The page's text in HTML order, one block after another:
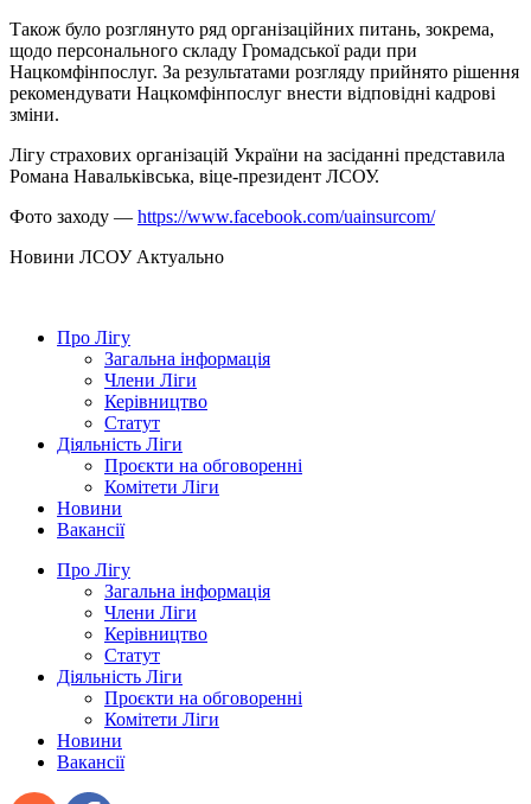
Також було розглянуто ряд організаційних питань, зокрема,
щодо персонального складу Громадської ради при
Нацкомфінпослуг. За результатами розгляду прийнято рішення
рекомендувати Нацкомфінпослуг внести відповідні кадрові
зміни.
Лігу страхових організацій України на засіданні представила
Романа Навальківська, віце-президент ЛСОУ.
Фото заходу — https://www.facebook.com/uainsurcom/
Hовини ЛСОУ Актуально
Про Лігу
Загальна інформація
Члени Ліги
Керівництво
Статут
Діяльність Ліги
Проєкти на обговоренні
Комітети Ліги
Новини
Вакансії
Про Лігу
Загальна інформація
Члени Ліги
Керівництво
Статут
Діяльність Ліги
Проєкти на обговоренні
Комітети Ліги
Новини
Вакансії